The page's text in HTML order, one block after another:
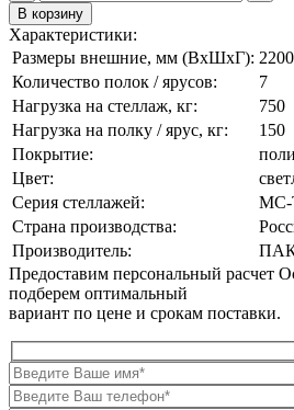
В корзину
Характеристики:
Размеры внешние, мм (ВxШxГ):
Количество полок / ярусов:
7
Нагрузка на стеллаж, кг:
750
Нагрузка на полку / ярус, кг:
150
Покрытие:
Цвет:
Серия стеллажей:
МС-
Страна производства:
Производитель:
Предоставим персональный расчет
подберем оптимальный
вариант по цене и срокам поставки.